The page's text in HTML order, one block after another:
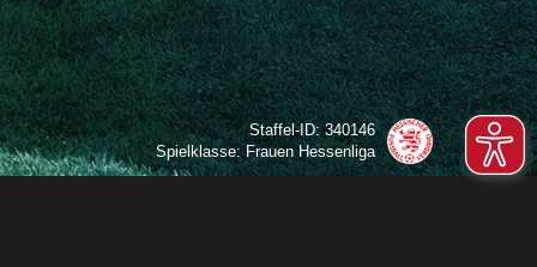
Staffel-ID: 340146
Spielklasse: Frauen Hessenliga